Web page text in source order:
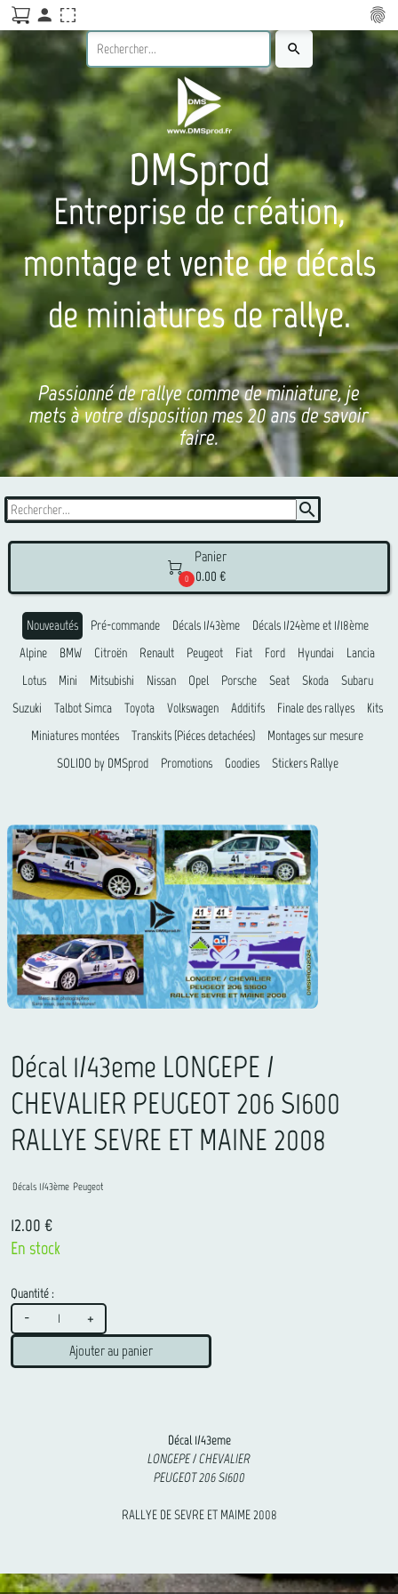
search
DMSprod
Entreprise de création,
montage et vente de décals
de miniatures de rallye.
Passionné de rallye comme de miniature, je
mets à votre disposition mes 20 ans de savoir
faire.
search

0
Panier
0.00 €
Nouveautés Pré-commande Décals 1/43ème
Décals 1/24ème et 1/18ème
Alpine
BMW Citroën Renault Peugeot Fiat Ford Hyundai
Lancia
Lotus
Mini Mitsubishi Nissan Opel Porsche Seat Skoda
Subaru
Suzuki
Talbot Simca Toyota Volkswagen Additifs Finale des rallyes
Kits
Miniatures montées
Transkits (Piéces detachées)
Montages sur mesure
SOLIDO by DMSprod
Promotions Goodies Stickers Rallye
Décal 1/43eme LONGEPE /
CHEVALIER PEUGEOT 206 S1600
RALLYE SEVRE ET MAINE 2008
Décals 1/43ème Peugeot
12.00 €
En stock
Quantité :
- +
Ajouter au panier
Décal 1/43eme
LONGEPE / CHEVALIER
PEUGEOT 206 S1600
RALLYE DE SEVRE ET MAIME 2008
fingerprint
person